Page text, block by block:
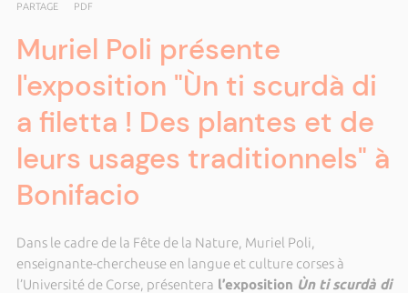
PARTAGE PDF
Muriel Poli présente
l'exposition "Ùn ti scurdà di
a filetta ! Des plantes et de
leurs usages traditionnels" à
Bonifacio
Dans le cadre de la Fête de la Nature, Muriel Poli,
enseignante-chercheuse en langue et culture corses à
l’Université de Corse, présentera l’exposition Ùn ti scurdà di